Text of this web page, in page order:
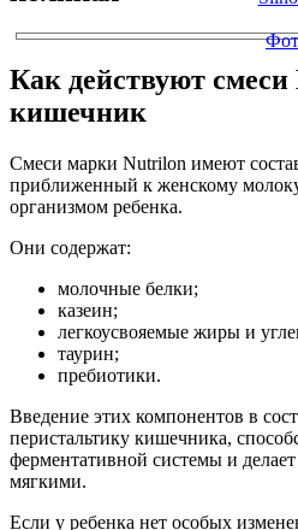
Как действуют
кишечник
Смеси марки Nutrilon имеют
приближенный к женскому
организмом ребенка.
Они содержат:
молочные белки;
казеин;
легкоусвояемые жиры и
таурин;
пребиотики.
Введение этих компонентов в
перистальтику кишечника,
ферментативной системы и
мягкими.
Если у ребенка нет особых